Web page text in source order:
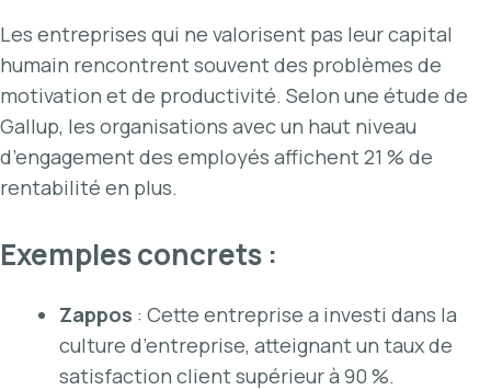
Les entreprises qui ne valorisent pas leur capital
humain rencontrent souvent des problèmes de
motivation et de productivité. Selon une étude de
Gallup, les organisations avec un haut niveau
d’engagement des employés affichent 21 % de
rentabilité en plus.
Exemples concrets :
Zappos : Cette entreprise a investi dans la
culture d’entreprise, atteignant un taux de
satisfaction client supérieur à 90 %.